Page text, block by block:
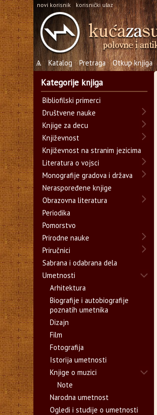
novi korisnik korisnički ulaz
Ѧ Katalog Pretraga Otkup knjiga
Kategorije knjiga
Bibliofilski primerci
Društvene nauke
Knjige za decu
Književnost
Književnost na stranim jezicima
Literatura o vojsci
Monografije gradova i država
Neraspoređene knjige
Obrazovna literatura
Periodika
Pomorstvo
Prirodne nauke
Priručnici
Sabrana i odabrana dela
Umetnosti
Arhitektura
Biografije i autobiografije
poznatih umetnika
Dizajn
Film
Fotografija
Istorija umetnosti
Knjige o muzici
Note
Narodna umetnost
Ogledi i studije o umetnosti